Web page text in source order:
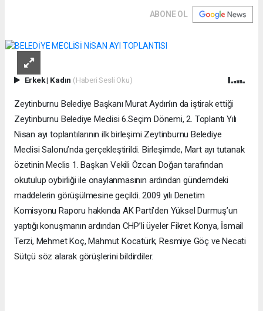
ABONE OL
Erkek| Kadın (Haberi Sesli Oku)
Zeytinburnu Belediye Başkanı Murat Aydın’ın da iştirak ettiği
Zeytinburnu Belediye Meclisi 6.Seçim Dönemi, 2. Toplantı Yılı
Nisan ayı toplantılarının ilk birleşimi Zeytinburnu Belediye
Meclisi Salonu’nda gerçekleştirildi. Birleşimde, Mart ayı tutanak
özetinin Meclis 1. Başkan Vekili Özcan Doğan tarafından
okutulup oybirliği ile onaylanmasının ardından gündemdeki
maddelerin görüşülmesine geçildi. 2009 yılı Denetim
Komisyonu Raporu hakkında AK Parti’den Yüksel Durmuş’un
yaptığı konuşmanın ardından CHP’li üyeler Fikret Konya, İsmail
Terzi, Mehmet Koç, Mahmut Kocatürk, Resmiye Göç ve Necati
Sütçü söz alarak görüşlerini bildirdiler.